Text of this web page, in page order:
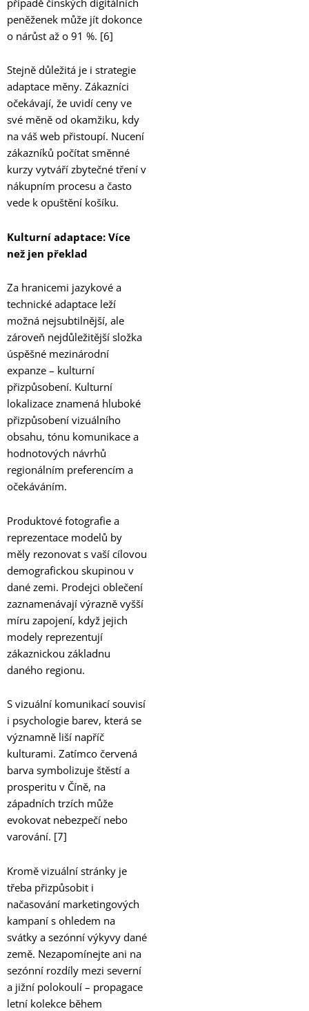
peněženek může jít dokonce
o nárůst až o 91 %. [6]
Stejně důležitá je i strategie
adaptace měny. Zákazníci
očekávají, že uvidí ceny ve
své měně od okamžiku, kdy
na váš web přistoupí. Nucení
zákazníků počítat směnné
kurzy vytváří zbytečné tření v
nákupním procesu a často
vede k opuštění košíku.
Kulturní adaptace: Více
než jen překlad
Za hranicemi jazykové a
technické adaptace leží
možná nejsubtilnější, ale
zároveň nejdůležitější složka
úspěšné mezinárodní
expanze – kulturní
přizpůsobení. Kulturní
lokalizace znamená hluboké
přizpůsobení vizuálního
obsahu, tónu komunikace a
hodnotových návrhů
regionálním preferencím a
očekáváním.
Produktové fotografie a
reprezentace modelů by
měly rezonovat s vaší cílovou
demografickou skupinou v
dané zemi. Prodejci oblečení
zaznamenávají výrazně vyšší
míru zapojení, když jejich
modely reprezentují
zákaznickou základnu
daného regionu.
S vizuální komunikací souvisí
i psychologie barev, která se
významně liší napříč
kulturami. Zatímco červená
barva symbolizuje štěstí a
prosperitu v Číně, na
západních trzích může
evokovat nebezpečí nebo
varování. [7]
Kromě vizuální stránky je
třeba přizpůsobit i
načasování marketingových
kampaní s ohledem na
svátky a sezónní výkyvy dané
země. Nezapomínejte ani na
sezónní rozdíly mezi severní
a jižní polokoulí – propagace
letní kolekce během